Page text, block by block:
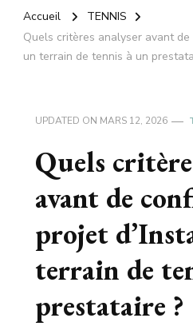
Accueil
TENNIS
Quels critères analyser avant
un terrain de tennis à un
UPDATED ON MARS 12, 2026
Quels
avant de
projet
terrain de
prestataire ?